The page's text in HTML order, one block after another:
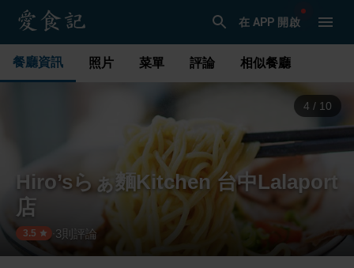
在 APP 開啟
餐廳資訊 照片 菜單 評論 相似餐廳
4 / 10
Hiro’sらぁ麵Kitchen 台中Lalaport
店
3.5 3 則評論